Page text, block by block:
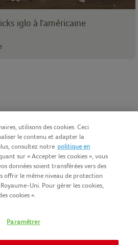
iglo à l'américaine
IGLO 2025
NOUS
utilisons des cookies. Ceci
le contenu et adapter la
consultez notre politique en
sur « Accepter les cookies », vous
données soient transférées vers des
offrir le même niveau de protection
Uni. Pour gérer les cookies,
cookies ».
Paramétrer